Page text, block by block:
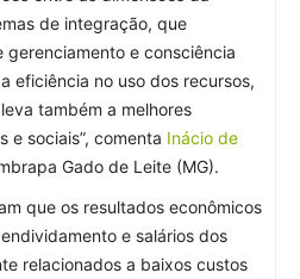
de integração, que
gerenciamento e consciência
eficiência no uso dos recursos,
também a melhores
e sociais”, comenta Inácio de
Gado de Leite (MG).
que os resultados econômicos
e salários dos
relacionados a baixos custos